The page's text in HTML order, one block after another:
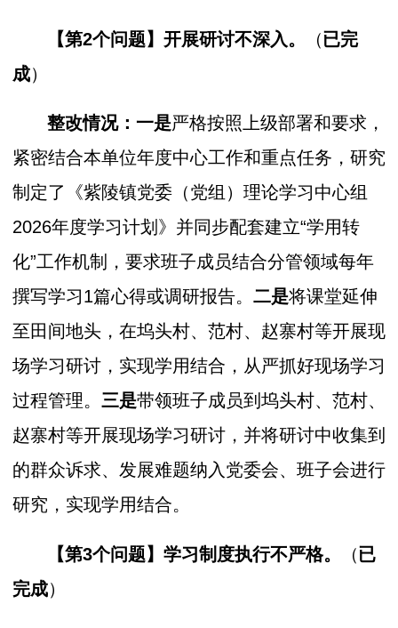
【第2个问题】开展研讨不深入。 （已完
成）
整改情况：一是严格按照上级部署和要求，
紧密结合本单位年度中心工作和重点任务，研究
制定了《紫陵镇党委（党组）理论学习中心组
2026年度学习计划》并同步配套建立“学用转
化”工作机制，要求班子成员结合分管领域每年
撰写学习1篇心得或调研报告。 二是将课堂延伸
至田间地头，在坞头村、范村、赵寨村等开展现
场学习研讨，实现学用结合，从严抓好现场学习
过程管理。 三是带领班子成员到坞头村、范村、
赵寨村等开展现场学习研讨，并将研讨中收集到
的群众诉求、发展难题纳入党委会、班子会进行
研究，实现学用结合。
【第3个问题】学习制度执行不严格。 （已
完成）